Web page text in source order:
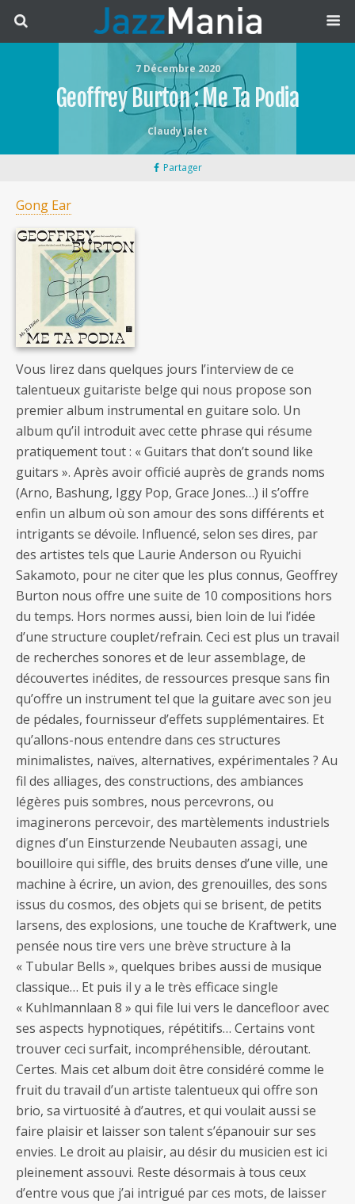
7 Décembre 2020
Geoffrey Burton : Me Ta Podia
Claudy Jalet
Partager
Gong Ear
Vous lirez dans quelques jours l’interview de ce
talentueux guitariste belge qui nous propose son
premier album instrumental en guitare solo. Un
album qu’il introduit avec cette phrase qui résume
pratiquement tout : « Guitars that don’t sound like
guitars ». Après avoir officié auprès de grands noms
(Arno, Bashung, Iggy Pop, Grace Jones…) il s’offre
enfin un album où son amour des sons différents et
intrigants se dévoile. Influencé, selon ses dires, par
des artistes tels que Laurie Anderson ou Ryuichi
Sakamoto, pour ne citer que les plus connus, Geoffrey
Burton nous offre une suite de 10 compositions hors
du temps. Hors normes aussi, bien loin de lui l’idée
d’une structure couplet/refrain. Ceci est plus un travail
de recherches sonores et de leur assemblage, de
découvertes inédites, de ressources presque sans fin
qu’offre un instrument tel que la guitare avec son jeu
de pédales, fournisseur d’effets supplémentaires. Et
qu’allons-nous entendre dans ces structures
minimalistes, naïves, alternatives, expérimentales ? Au
fil des alliages, des constructions, des ambiances
légères puis sombres, nous percevrons, ou
imaginerons percevoir, des martèlements industriels
dignes d’un Einsturzende Neubauten assagi, une
bouilloire qui siffle, des bruits denses d’une ville, une
machine à écrire, un avion, des grenouilles, des sons
issus du cosmos, des objets qui se brisent, de petits
larsens, des explosions, une touche de Kraftwerk, une
pensée nous tire vers une brève structure à la
« Tubular Bells », quelques bribes aussi de musique
classique… Et puis il y a le très efficace single
« Kuhlmannlaan 8 » qui file lui vers le dancefloor avec
ses aspects hypnotiques, répétitifs… Certains vont
trouver ceci surfait, incompréhensible, déroutant.
Certes. Mais cet album doit être considéré comme le
fruit du travail d’un artiste talentueux qui offre son
brio, sa virtuosité à d’autres, et qui voulait aussi se
faire plaisir et laisser son talent s’épanouir sur ses
envies. Le droit au plaisir, au désir du musicien est ici
pleinement assouvi. Reste désormais à tous ceux
d’entre vous que j’ai intrigué par ces mots, de laisser